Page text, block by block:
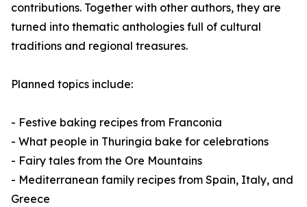
contributions. Together with other authors, they are
turned into thematic anthologies full of cultural
traditions and regional treasures.
Planned topics include:
- Festive baking recipes from Franconia
- What people in Thuringia bake for celebrations
- Fairy tales from the Ore Mountains
- Mediterranean family recipes from Spain, Italy, and
Greece